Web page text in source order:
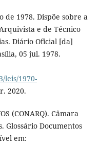
de 1978. Dispõe sobre a
e de Técnico
Diário Oficial [da]
05 jul. 1978.
leis/1970-
2020.
(CONARQ). Câmara
Glossário Documentos
em: